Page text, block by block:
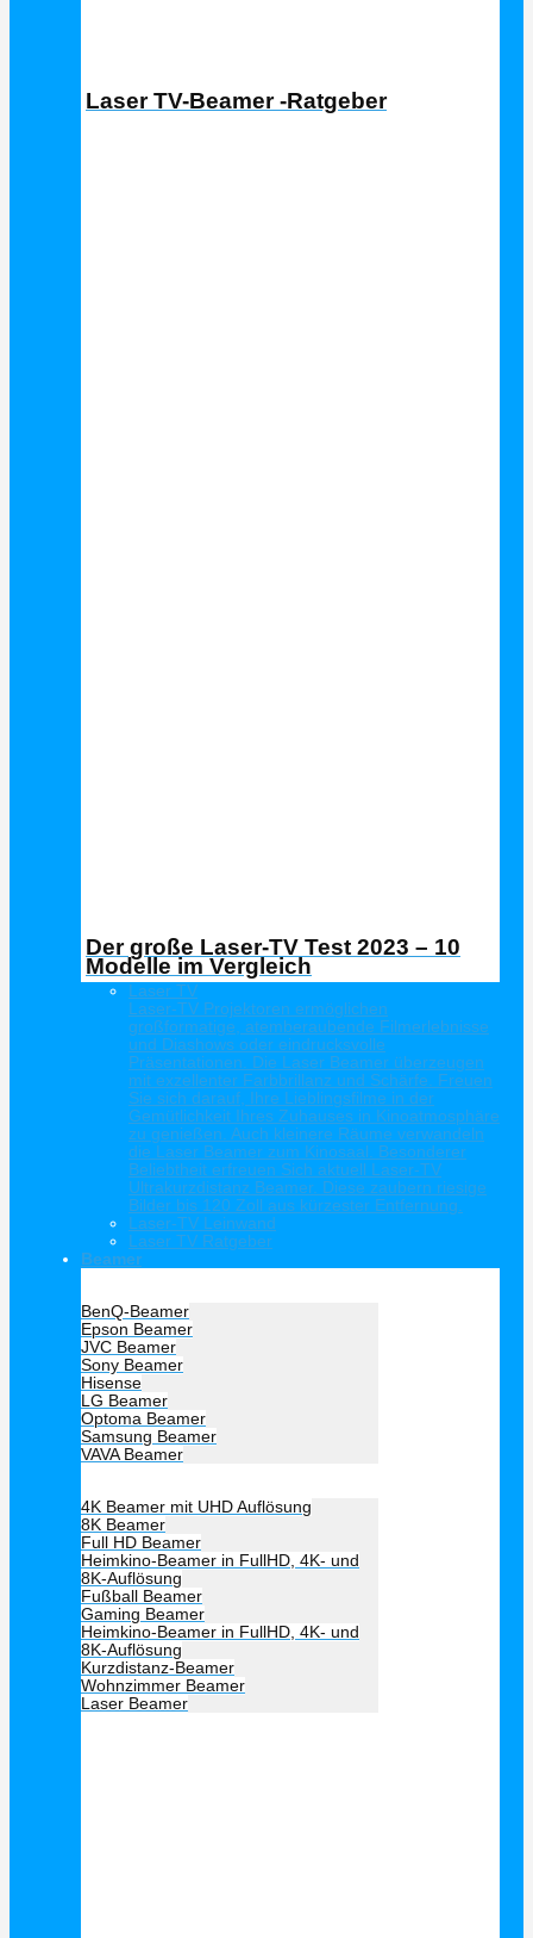
Laser TV-Beamer -Ratgeber
Der große Laser-TV Test 2023 – 10
Modelle im Vergleich
Laser TV
Laser-TV Projektoren ermöglichen
großformatige, atemberaubende Filmerlebnisse
und Diashows oder eindrucksvolle
Präsentationen. Die Laser Beamer überzeugen
mit exzellenter Farbbrillanz und Schärfe. Freuen
Sie sich darauf, Ihre Lieblingsfilme in der
Gemütlichkeit Ihres Zuhauses in Kinoatmosphäre
zu genießen. Auch kleinere Räume verwandeln
die Laser Beamer zum Kinosaal. Besonderer
Beliebtheit erfreuen Sich aktuell Laser-TV
Ultrakurzdistanz Beamer. Diese zaubern riesige
Bilder bis 120 Zoll aus kürzester Entfernung.
Laser-TV Leinwand
Laser TV Ratgeber
Beamer
BenQ-Beamer
Epson Beamer
JVC Beamer
Sony Beamer
Hisense
LG Beamer
Optoma Beamer
Samsung Beamer
VAVA Beamer
4K Beamer mit UHD Auflösung
8K Beamer
Full HD Beamer
Heimkino-Beamer in FullHD, 4K- und
8K-Auflösung
Fußball Beamer
Gaming Beamer
Heimkino-Beamer in FullHD, 4K- und
8K-Auflösung
Kurzdistanz-Beamer
Wohnzimmer Beamer
Laser Beamer